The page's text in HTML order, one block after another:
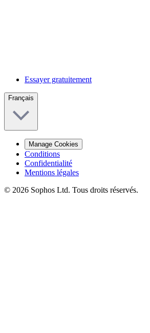
Essayer gratuitement
Français
Manage Cookies
Conditions
Confidentialité
Mentions légales
© 2026 Sophos Ltd. Tous droits réservés.